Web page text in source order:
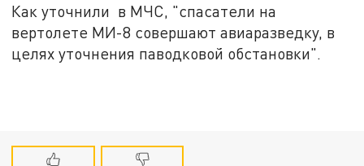
Как уточнили в МЧС, "спасатели на
вертолете МИ-8 совершают авиаразведку, в
целях уточнения паводковой обстановки".